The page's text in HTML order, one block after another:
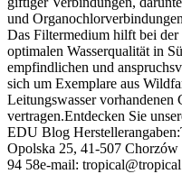
und
Das Filtermedium hilft bei
optimalen Wasserqualität in
empfindlichen und
sich um Exemplare aus
Leitungswasser vorhandenen
vertragen.Entdecken Sie
EDU Blog
Opolska 25, 41-507
94 58e-mail: